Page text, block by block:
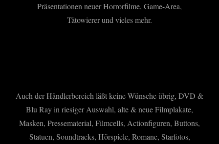
Präsentationen neuer Horrorfilme, Game-Area,
Tätowierer und vieles mehr.
Auch der Händlerbereich läßt keine Wünsche übrig, DVD &
Blu Ray in riesiger Auswahl, alte & neue Filmplakate,
Masken, Pressematerial, Filmcells, Actionfiguren, Buttons,
Statuen, Soundtracks, Hörspiele, Romane, Starfotos,